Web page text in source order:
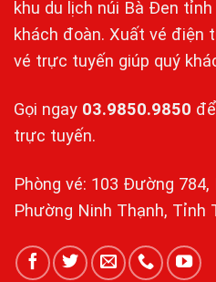
khu du lịch núi Bà Đen
khách đoàn. Xuất vé điện
vé trực tuyến giúp quý
Gọi ngay 03.9850.9850
trực tuyến.
Phòng vé: 103 Đường
Phường Ninh Thạnh, Tỉnh